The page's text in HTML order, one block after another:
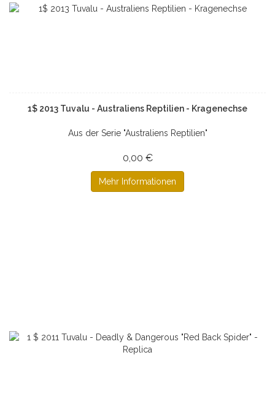
1$ 2013 Tuvalu - Australiens Reptilien - Kragenechse
Aus der Serie "Australiens Reptilien"
0,00 €
Mehr Informationen